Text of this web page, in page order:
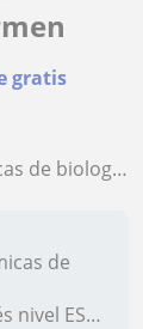
gratis
como refuerzo en las bien ayudo a niños pequeños
de
nivel ESO-